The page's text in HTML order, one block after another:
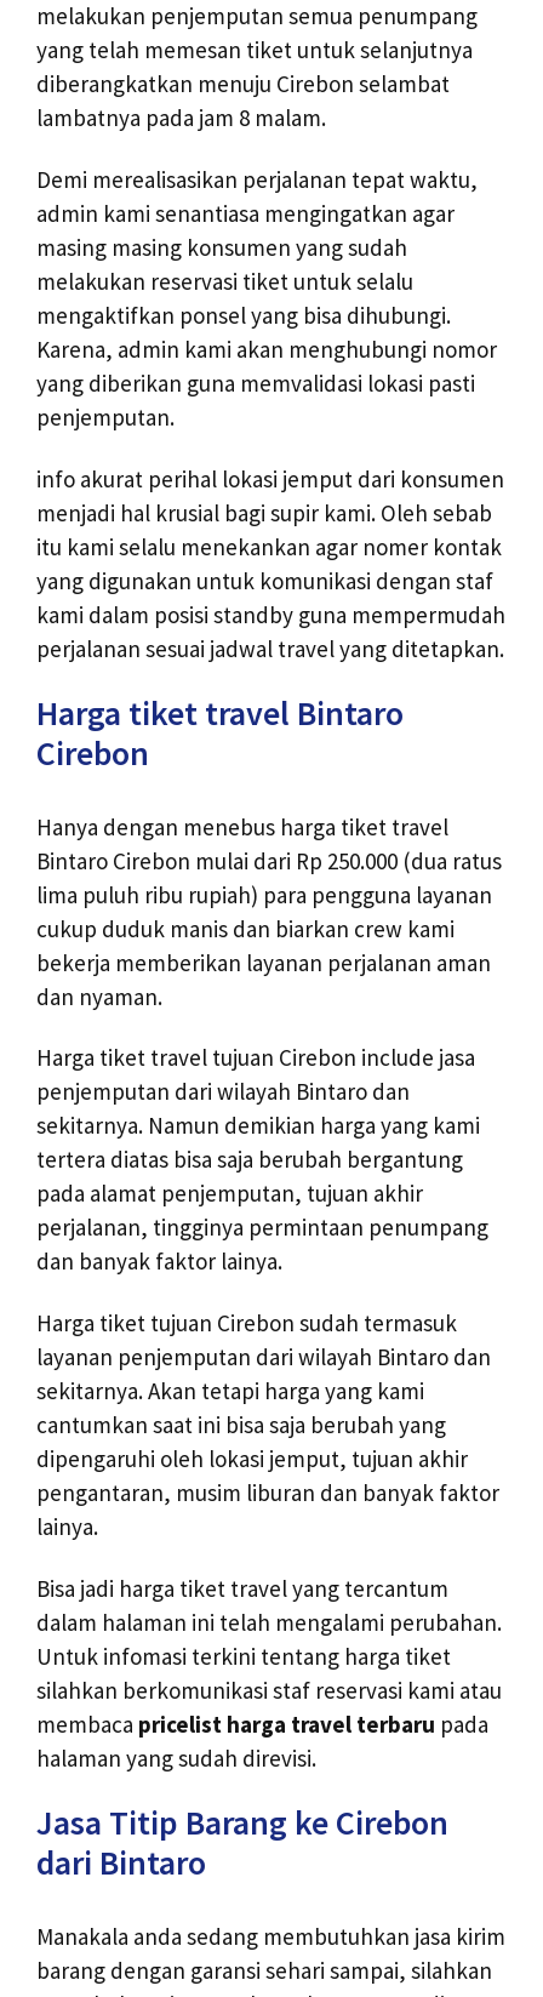
melakukan penjemputan semua penumpang
yang telah memesan tiket untuk selanjutnya
diberangkatkan menuju Cirebon selambat
lambatnya pada jam 8 malam.
Demi merealisasikan perjalanan tepat waktu,
admin kami senantiasa mengingatkan agar
masing masing konsumen yang sudah
melakukan reservasi tiket untuk selalu
mengaktifkan ponsel yang bisa dihubungi.
Karena, admin kami akan menghubungi nomor
yang diberikan guna memvalidasi lokasi pasti
penjemputan.
info akurat perihal lokasi jemput dari konsumen
menjadi hal krusial bagi supir kami. Oleh sebab
itu kami selalu menekankan agar nomer kontak
yang digunakan untuk komunikasi dengan staf
kami dalam posisi standby guna mempermudah
perjalanan sesuai jadwal travel yang ditetapkan.
Harga tiket travel Bintaro
Cirebon
Hanya dengan menebus harga tiket travel
Bintaro Cirebon mulai dari Rp 250.000 (dua ratus
lima puluh ribu rupiah) para pengguna layanan
cukup duduk manis dan biarkan crew kami
bekerja memberikan layanan perjalanan aman
dan nyaman.
Harga tiket travel tujuan Cirebon include jasa
penjemputan dari wilayah Bintaro dan
sekitarnya. Namun demikian harga yang kami
tertera diatas bisa saja berubah bergantung
pada alamat penjemputan, tujuan akhir
perjalanan, tingginya permintaan penumpang
dan banyak faktor lainya.
Harga tiket tujuan Cirebon sudah termasuk
layanan penjemputan dari wilayah Bintaro dan
sekitarnya. Akan tetapi harga yang kami
cantumkan saat ini bisa saja berubah yang
dipengaruhi oleh lokasi jemput, tujuan akhir
pengantaran, musim liburan dan banyak faktor
lainya.
Bisa jadi harga tiket travel yang tercantum
dalam halaman ini telah mengalami perubahan.
Untuk infomasi terkini tentang harga tiket
silahkan berkomunikasi staf reservasi kami atau
membaca pricelist harga travel terbaru pada
halaman yang sudah direvisi.
Jasa Titip Barang ke Cirebon
dari Bintaro
Manakala anda sedang membutuhkan jasa kirim
barang dengan garansi sehari sampai, silahkan